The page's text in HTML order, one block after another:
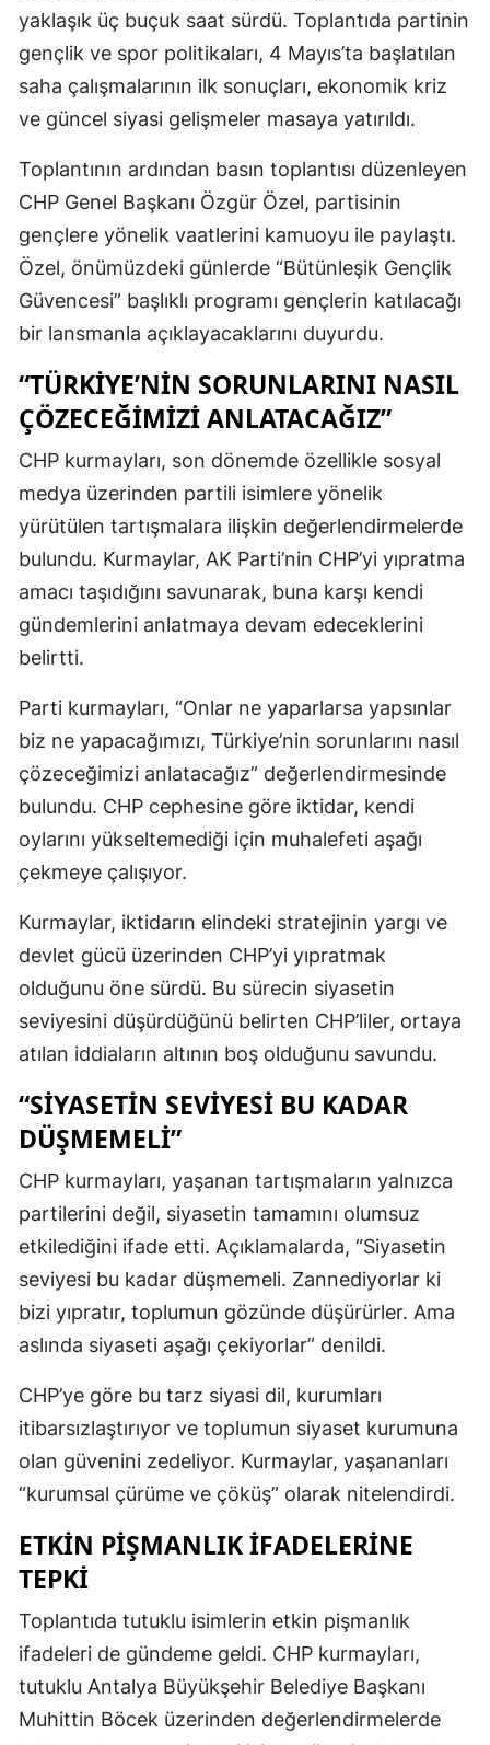
yaklaşık üç buçuk saat sürdü. Toplantıda partinin
gençlik ve spor politikaları, 4 Mayıs’ta başlatılan
saha çalışmalarının ilk sonuçları, ekonomik kriz
ve güncel siyasi gelişmeler masaya yatırıldı.
Toplantının ardından basın toplantısı düzenleyen
CHP Genel Başkanı Özgür Özel, partisinin
gençlere yönelik vaatlerini kamuoyu ile paylaştı.
Özel, önümüzdeki günlerde “Bütünleşik Gençlik
Güvencesi” başlıklı programı gençlerin katılacağı
bir lansmanla açıklayacaklarını duyurdu.
“TÜRKIYE’NIN SORUNLARINI NASIL
ÇÖZECEĞIMIZI ANLATACAĞIZ”
CHP kurmayları, son dönemde özellikle sosyal
medya üzerinden partili isimlere yönelik
yürütülen tartışmalara ilişkin değerlendirmelerde
bulundu. Kurmaylar, AK Parti’nin CHP’yi yıpratma
amacı taşıdığını savunarak, buna karşı kendi
gündemlerini anlatmaya devam edeceklerini
belirtti.
Parti kurmayları, “Onlar ne yaparlarsa yapsınlar
biz ne yapacağımızı, Türkiye’nin sorunlarını nasıl
çözeceğimizi anlatacağız” değerlendirmesinde
bulundu. CHP cephesine göre iktidar, kendi
oylarını yükseltemediği için muhalefeti aşağı
çekmeye çalışıyor.
Kurmaylar, iktidarın elindeki stratejinin yargı ve
devlet gücü üzerinden CHP’yi yıpratmak
olduğunu öne sürdü. Bu sürecin siyasetin
seviyesini düşürdüğünü belirten CHP’liler, ortaya
atılan iddiaların altının boş olduğunu savundu.
“SIYASETIN SEVIYESI BU KADAR
DÜŞMEMELI”
CHP kurmayları, yaşanan tartışmaların yalnızca
partilerini değil, siyasetin tamamını olumsuz
etkilediğini ifade etti. Açıklamalarda, “Siyasetin
seviyesi bu kadar düşmemeli. Zannediyorlar ki
bizi yıpratır, toplumun gözünde düşürürler. Ama
aslında siyaseti aşağı çekiyorlar” denildi.
CHP’ye göre bu tarz siyasi dil, kurumları
itibarsızlaştırıyor ve toplumun siyaset kurumuna
olan güvenini zedeliyor. Kurmaylar, yaşananları
“kurumsal çürüme ve çöküş” olarak nitelendirdi.
ETKIN PIŞMANLIK IFADELERINE
TEPKI
Toplantıda tutuklu isimlerin etkin pişmanlık
ifadeleri de gündeme geldi. CHP kurmayları,
tutuklu Antalya Büyükşehir Belediye Başkanı
Muhittin Böcek üzerinden değerlendirmelerde